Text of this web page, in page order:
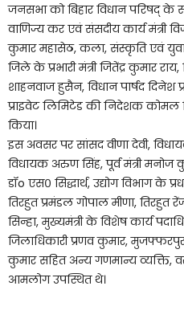
जनसभा को बिहार विधान परिषद् के
वाणिज्य कर एवं संसदीय कार्य मंत्री
कुमार महासेठ, कला, संस्कृति एवं
जिले के प्रभारी मंत्री जितेंद्र कुमार राय,
शाहनवाज हुसैन, विधान पार्षद दिनेश
प्राइवेट लिमिटेड की निदेशक कोमल
किया।
इस अवसर पर सांसद वीणा देवी,
विधायक अरुण सिंह, पूर्व मंत्री मनोज
डॉo एस० सिद्धार्थ, उद्योग विभाग के
तिरहुत प्रमंडल गोपाल मीणा,
सिन्हा, मुख्यमंत्री के विशेष कार्य
जिलाधिकारी प्रणव कुमार,
कुमार सहित अन्य गणमान्य व्यक्ति,
आमलोग उपस्थित थे।